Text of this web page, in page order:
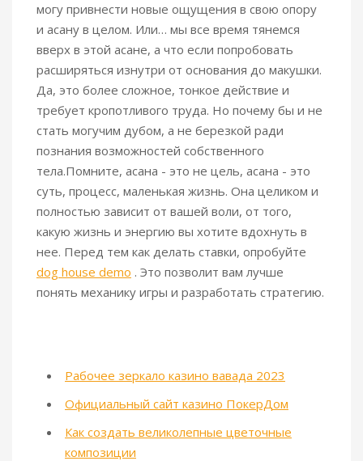
могу привнести новые ощущения в свою опору
и асану в целом. Или… мы все время тянемся
вверх в этой асане, а что если попробовать
расширяться изнутри от основания до макушки.
Да, это более сложное, тонкое действие и
требует кропотливого труда. Но почему бы и не
стать могучим дубом, а не березкой ради
познания возможностей собственного
тела.Помните, асана - это не цель, асана - это
суть, процесс, маленькая жизнь. Она целиком и
полностью зависит от вашей воли, от того,
какую жизнь и энергию вы хотите вдохнуть в
нее. Перед тем как делать ставки, опробуйте
dog house demo . Это позволит вам лучше
понять механику игры и разработать стратегию.
Рабочее зеркало казино вавада 2023
Официальный сайт казино ПокерДом
Как создать великолепные цветочные
композиции